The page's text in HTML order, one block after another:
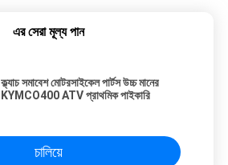
এর সেরা মূল্য পান
ক্ল্যাচ সমাবেশ মোটরসাইকেল পার্টস উচ্চ মানের
KYMCO400 ATV প্রাথমিক পাইকারি
চালিয়ে